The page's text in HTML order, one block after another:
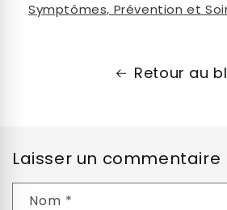
Symptômes, Prévention et
Retour au
Laisser un commentaire
Nom *